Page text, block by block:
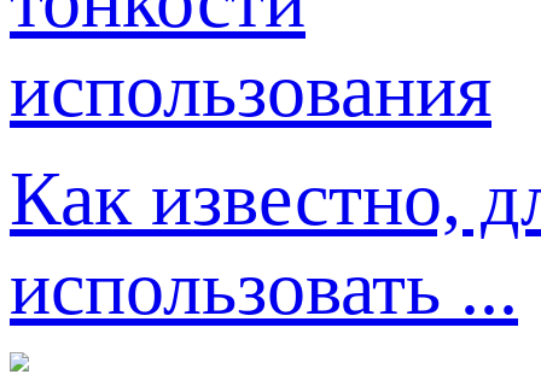
Как известно,
использовать ...